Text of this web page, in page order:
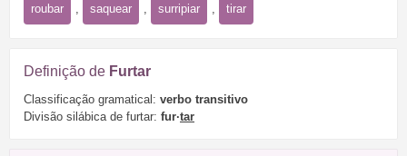
roubar saquear surripiar tirar
Definição de Furtar
Classificação gramatical: verbo transitivo
Divisão silábica de furtar: fur·tar